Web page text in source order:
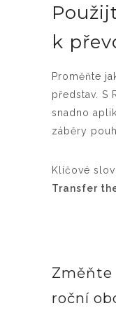
k
Proměňte
představ. S
snadno
záběry
Klíčové
Transfer
Změňte
roční